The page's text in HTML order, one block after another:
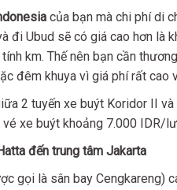
của bạn mà chi phí di
đi Ubud sẽ có giá cao hơn là
km. Thế nên bạn cần
đêm khuya vì giá phí rất cao
2 tuyến xe buýt Koridor II
xe buýt khoảng 7.000 IDR/
đến trung tâm Jakarta
gọi là sân bay Cengkareng)